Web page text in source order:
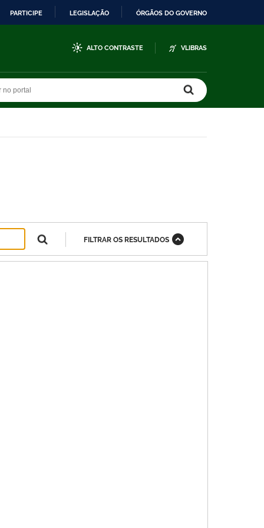
PARTICIPE LEGISLAÇÃO ÓRGÃOS DO GOVERNO
ALTO CONTRASTE VLIBRAS
FILTRAR OS RESULTADOS